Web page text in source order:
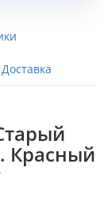
Красный